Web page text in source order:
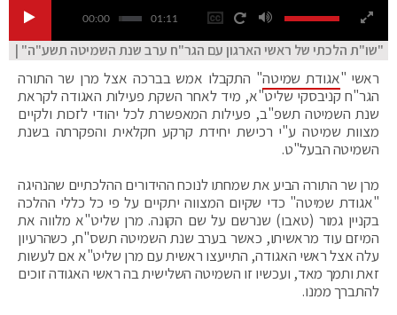
00:00 01:11
"שו"ת הלכתי של ראשי הארגון עם הגר"ח ערב שנת השמיטה תשע"ה" |
ראשי "אגודת שמיטה" התקבלו אמש בברכה אצל מרן שר התורה
הגר"ח קניבסקי שליט"א, מיד לאחר השקת פעילות האגודה לקראת
שנת השמיטה תשפ"ב, פעילות המאפשרת לכל יהודי לזכות ולקיים
מצוות שמיטה ע"י רכישת יחידת קרקע חקלאית והפקרתה בשנת
השמיטה הבעל"ט.
מרן שר התורה הביע את שמחתו לנוכח ההידורים ההלכתיים שהנהיגה
"אגודת שמיטה" כדי שקיום המצווה יתקיים על פי כל כללי ההלכה
בקניין גמור (טאבו) שנרשם על שם הקונה. מרן שליט"א מלווה את
המיזם עוד מראשיתו, כאשר בערב שנת השמיטה תשס"ח, כשהרעיון
עלה אצל ראשי האגודה, התייעצו ראשית עם מרן שליט"א אם לעשות
זאת ותמך מאד, ועכשיו זו השמיטה השלישית בה ראשי האגודה זוכים
להתברך ממנו.